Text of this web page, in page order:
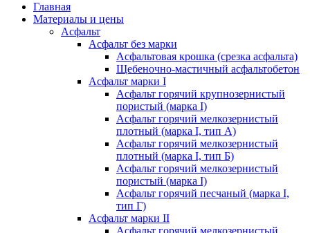
Главная
Материалы и цены
Асфальт
Асфальт без марки
Асфальтовая крошка (срезка асфальта)
Щебеночно-мастичный асфальтобетон
Асфальт марки I
Асфальт горячий крупнозернистый
пористый (марка I)
Асфальт горячий мелкозернистый
плотный (марка I, тип А)
Асфальт горячий мелкозернистый
плотный (марка I, тип Б)
Асфальт горячий мелкозернистый
пористый (марка I)
Асфальт горячий песчаный (марка I,
тип Г)
Асфальт марки II
Асфальт горячий мелкозернистый